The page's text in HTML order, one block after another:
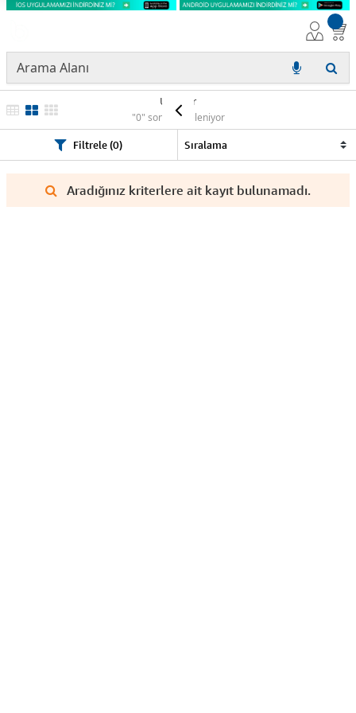
Ürünler
"0" sonuç listeleniyor
Filtrele (0)
Aradığınız kriterlere ait kayıt bulunamadı.